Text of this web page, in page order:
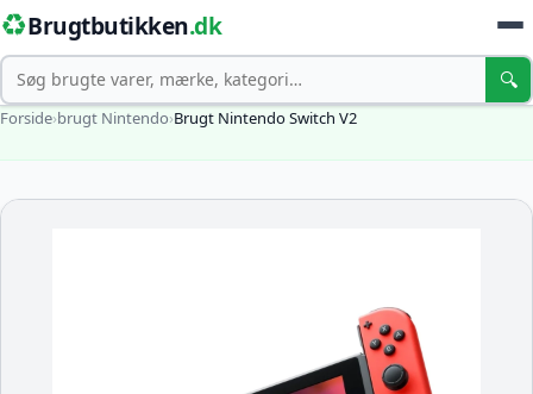
♻️Brugtbutikken.dk
Søg 🔍
Forside›brugt Nintendo›Brugt Nintendo Switch V2